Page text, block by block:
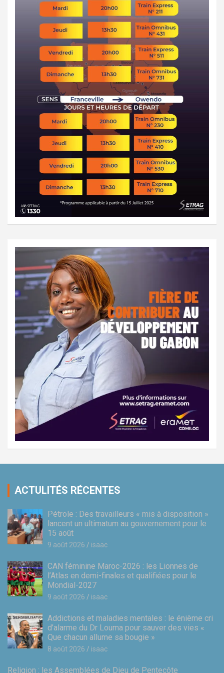
ACTULITÉS RÉCENTES
Pétrole : Des travailleurs « mis à disposition »
lancent un ultimatum au gouvernement pour le
15 août
9 août 2026 isaac
CAN féminine Maroc-2026 : les Lionnes de
l’Atlas en demi-finales et qualifiées pour le
Mondial-2027
9 août 2026 isaac
Addictions et maladies mentales : le énième cri
d’alarme du Dr Louma pour sauver des vies «
Que chacun allume sa bougie »
8 août 2026 isaac
Religion : les Assemblées de Dieu de Pentecôte